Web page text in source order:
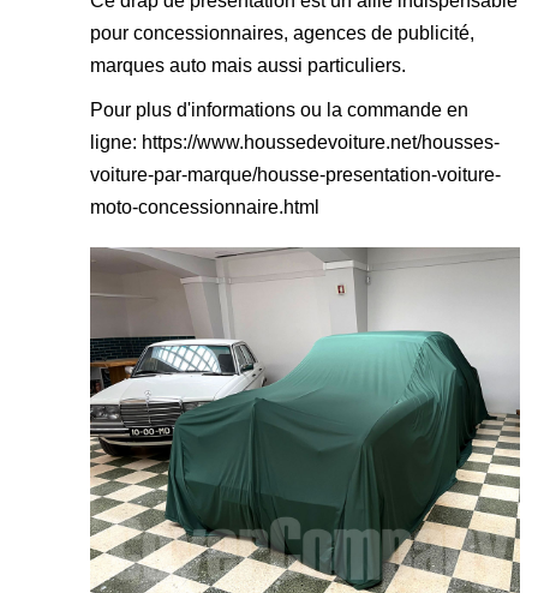
pour concessionnaires, agences de publicité,
marques auto mais aussi particuliers.
Pour plus d'informations ou la commande en
ligne: https://www.houssedevoiture.net/housses-
voiture-par-marque/housse-presentation-voiture-
moto-concessionnaire.html